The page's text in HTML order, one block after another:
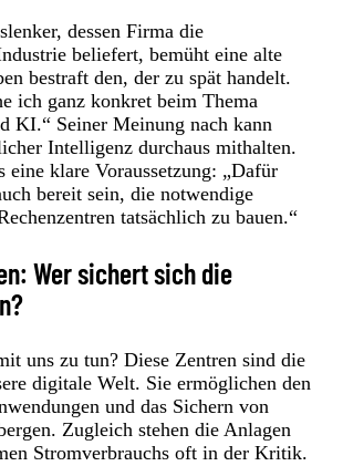
dessen Firma die
beliefert, bemüht eine alte
bestraft den, der zu spät handelt.
ich ganz konkret beim Thema
KI.“ Seiner Meinung nach kann
Intelligenz durchaus mithalten.
eine klare Voraussetzung: „Dafür
bereit sein, die notwendige
tatsächlich zu bauen.“
Wer sichert sich die
uns zu tun? Diese Zentren sind die
digitale Welt. Sie ermöglichen den
und das Sichern von
Zugleich stehen die Anlagen
Stromverbrauchs oft in der Kritik.